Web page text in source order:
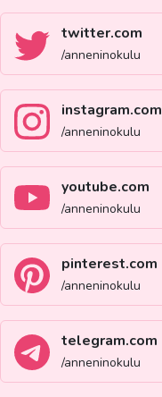
twitter.com
/anneninokulu
instagram.com
/anneninokulu
youtube.com
/anneninokulu
pinterest.com
/anneninokulu
telegram.com
/anneninokulu